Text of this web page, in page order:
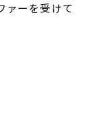
ァーを受けて